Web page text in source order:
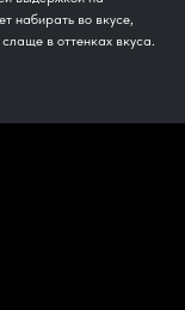
набирать во вкусе,
в оттенках вкуса.